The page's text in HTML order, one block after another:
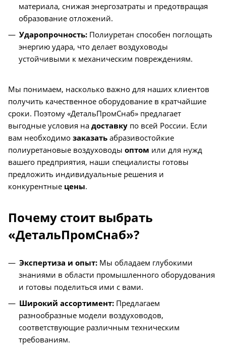
материала, снижая энергозатраты и предотвращая
образование отложений.
Ударопрочность: Полиуретан способен поглощать
энергию удара, что делает воздуховоды
устойчивыми к механическим повреждениям.
Мы понимаем, насколько важно для наших клиентов
получить качественное оборудование в кратчайшие
сроки. Поэтому «ДетальПромСнаб» предлагает
выгодные условия на доставку по всей России. Если
вам необходимо заказать абразивостойкие
полиуретановые воздуховоды оптом или для нужд
вашего предприятия, наши специалисты готовы
предложить индивидуальные решения и
конкурентные цены.
Почему стоит выбрать
«ДетальПромСнаб»?
Экспертиза и опыт: Мы обладаем глубокими
знаниями в области промышленного оборудования
и готовы поделиться ими с вами.
Широкий ассортимент: Предлагаем
разнообразные модели воздуховодов,
соответствующие различным техническим
требованиям.